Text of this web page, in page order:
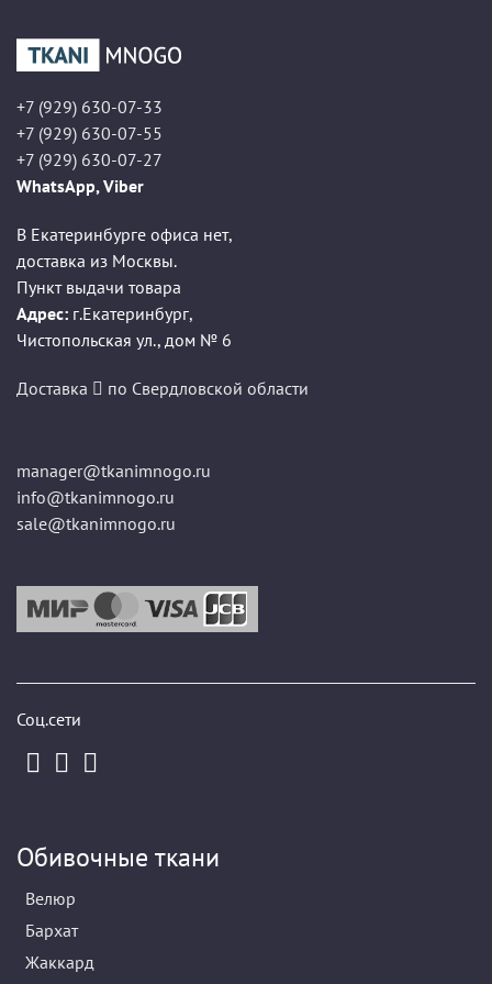
+7 (929) 630-07-33
+7 (929) 630-07-55
+7 (929) 630-07-27
WhatsApp, Viber
В Екатеринбурге офиса нет,
доставка из Москвы.
Пункт выдачи товара
Адрес: г.Екатеринбург,
Чистопольская ул., дом № 6
Доставка по Свердловской области
manager@tkanimnogo.ru
info@tkanimnogo.ru
sale@tkanimnogo.ru
Соц.сети
Обивочные ткани
Велюр
Бархат
Жаккард